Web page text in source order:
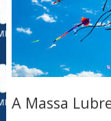
A Massa